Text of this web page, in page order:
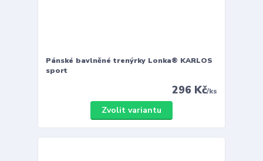
Pánské bavlněné trenýrky Lonka® KARLOS
sport
296 Kč/ks
Zvolit variantu